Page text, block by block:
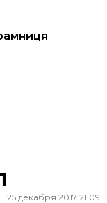
25 декабря 2017 21:09